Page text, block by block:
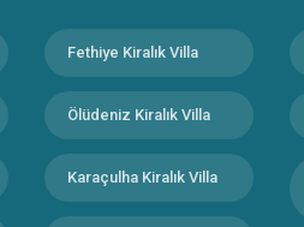
Fethiye Kiralık Villa
Ölüdeniz Kiralık Villa
Karaçulha Kiralık Villa